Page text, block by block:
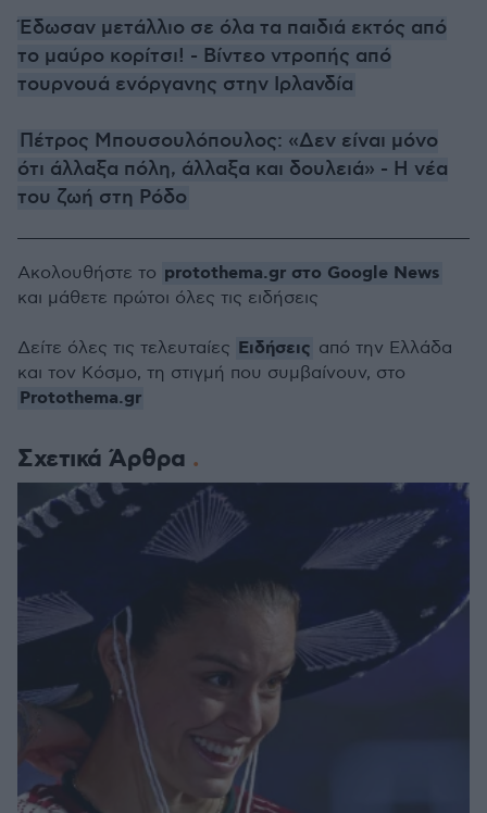
Έδωσαν μετάλλιο σε όλα τα παιδιά εκτός από
το μαύρο κορίτσι! - Βίντεο ντροπής από
τουρνουά ενόργανης στην Ιρλανδία
Πέτρος Μπουσουλόπουλος: «Δεν είναι μόνο
ότι άλλαξα πόλη, άλλαξα και δουλειά» - Η νέα
του ζωή στη Ρόδο
Σχετικά Άρθρα
Ακολουθήστε το protothema.gr στο Google News
και μάθετε πρώτοι όλες τις ειδήσεις
Δείτε όλες τις τελευταίες Ειδήσεις από την Ελλάδα
και τον Κόσμο, τη στιγμή που συμβαίνουν, στο
Protothema.gr